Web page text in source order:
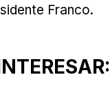
Franco.